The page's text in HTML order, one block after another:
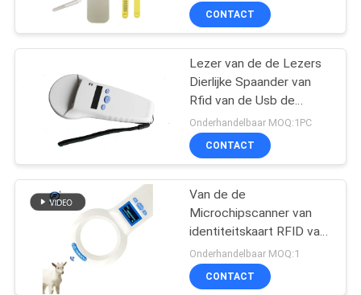
CONTACT
Lezer van de de Lezers
Dierlijke Spaander van
Rfid van de Usb de
Verbindende Kabel
Slimme
Onderhandelbaar MOQ:1PC
CONTACT
Van de de
Microchipscanner van
identiteitskaart RFID van
ISO de Dierlijke van de
Lezingsdeivce FOFIA
PT200 Lezer ID64
Onderhandelbaar MOQ:1
CONTACT